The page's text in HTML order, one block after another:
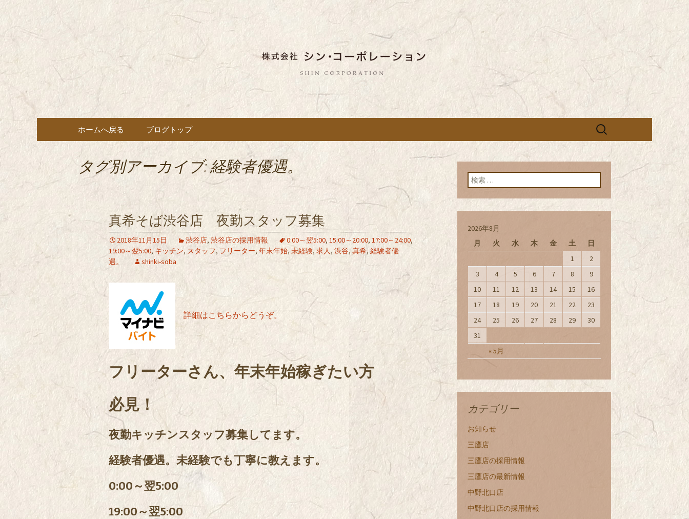
都内に5店舗展開している蕎麦のお店「真
希（しんき）」を運営する「株式会社シ
ン・コーポレーション」のブログ
東京都内に5店舗ある美味しい蕎麦のお店「真希（しんき）」と運営の「株式会社シン・コーポレーシ
ョン」の新着情報はこちら。店舗によって24時間営業、宴会なども承っております。季節のメニュー
も豊富にご用意。
コンテンツへ移動
ホームへ戻る ブログトップ
検
タグ別アーカイブ: 経験者優遇。
真希そば渋谷店 夜勤スタッフ募集
2018年11月15日 渋谷店, 渋谷店の採用情報 0:00～翌5:00, 15:00～20:00, 17:00～24:00,
19:00～翌5:00, キッチン, スタッフ, フリーター, 年末年始, 未経験, 求人, 渋谷,真希, 経験者優
遇。
shinki-soba
詳細はこちらからどうぞ。
フリーターさん、年末年始稼ぎたい方
必見！
夜勤キッチンスタッフ募集してます。
経験者優遇。未経験でも丁寧に教えます。
0:00～翌5:00
19:00～翌5:00
検索:
2026年8月
月
火 水 木 金 土 日
« 5月
1
2
3
4 5 6 7 8
9
10
11 12 13 14 15
16
17
18 19 20 21 22
23
24
25 26 27 28 29
30
31
カテゴリー
お知らせ
三鷹店
三鷹店の採用情報
三鷹店の最新情報
中野北口店
中野北口店の採用情報